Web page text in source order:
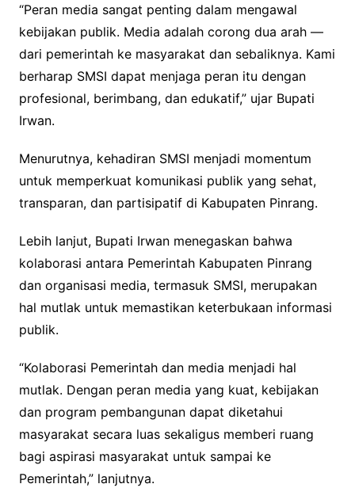
“Peran media sangat penting dalam mengawal
kebijakan publik. Media adalah corong dua arah —
dari pemerintah ke masyarakat dan sebaliknya. Kami
berharap SMSI dapat menjaga peran itu dengan
profesional, berimbang, dan edukatif,” ujar Bupati
Irwan.
Menurutnya, kehadiran SMSI menjadi momentum
untuk memperkuat komunikasi publik yang sehat,
transparan, dan partisipatif di Kabupaten Pinrang.
Lebih lanjut, Bupati Irwan menegaskan bahwa
kolaborasi antara Pemerintah Kabupaten Pinrang
dan organisasi media, termasuk SMSI, merupakan
hal mutlak untuk memastikan keterbukaan informasi
publik.
“Kolaborasi Pemerintah dan media menjadi hal
mutlak. Dengan peran media yang kuat, kebijakan
dan program pembangunan dapat diketahui
masyarakat secara luas sekaligus memberi ruang
bagi aspirasi masyarakat untuk sampai ke
Pemerintah,” lanjutnya.